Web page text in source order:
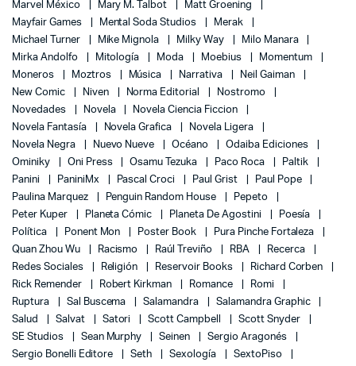
Marvel México
Mary M. Talbot
Matt Groening
Mayfair Games
Mental Soda Studios
Merak
Michael Turner
Mike Mignola Milky Way
Milo Manara
Mirka Andolfo
Mitología Moda Moebius
Momentum
Moneros
Moztros Música Narrativa
Neil Gaiman
New Comic
Niven Norma Editorial
Nostromo
Novedades
Novela
Novela Ciencia Ficcion
Novela Fantasía
Novela Grafica
Novela Ligera
Novela Negra
Nuevo Nueve Océano
Odaiba Ediciones
Ominiky
Oni Press Osamu Tezuka Paco Roca
Paltik
Panini
PaniniMx Pascal Croci Paul Grist
Paul Pope
Paulina Marquez
Penguin Random House
Pepeto
Peter Kuper
Planeta Cómic Planeta De Agostini
Poesía
Política
Ponent Mon Poster Book
Pura Pinche Fortaleza
Quan Zhou Wu
Racismo Raúl Treviño RBA
Recerca
Redes Sociales
Religión Reservoir Books
Richard Corben
Rick Remender
Robert Kirkman Romance
Romi
Ruptura
Sal Buscema Salamandra
Salamandra Graphic
Salud
Salvat Satori Scott Campbell
Scott Snyder
SE Studios
Sean Murphy Seinen
Sergio Aragonés
Sergio Bonelli Editore
Seth Sexología
SextoPiso